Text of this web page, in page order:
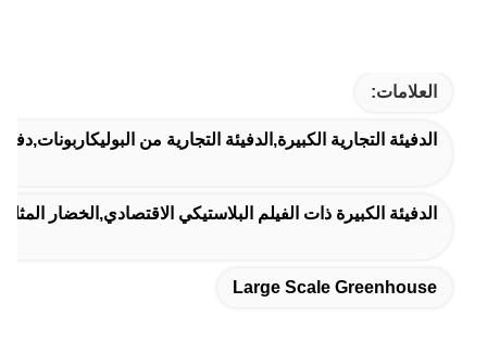
العلامات:
الدفيئة التجارية الكبيرة,الدفيئة التجارية من
الدفيئة الكبيرة ذات الفيلم البلاستيكي الاقتصادي,الخضار
Large Scale Greenhouse